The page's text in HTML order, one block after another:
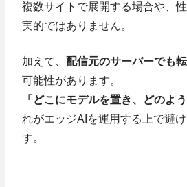
複数サイトで展開する場合や、
実的ではありません。
加えて、 配信元のサーバーでも
可能性があります。
「どこにモデルを置き、どのよ
れがエッジAIを運用する上で避
す。